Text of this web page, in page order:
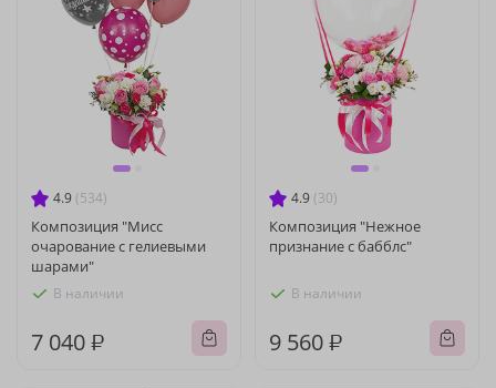
4.9 (534)
Композиция "Мисс
очарование с гелиевыми
шарами"
В наличии
7 040 ₽
4.9 (30)
Композиция "Нежное
признание с бабблс"
В наличии
9 560 ₽